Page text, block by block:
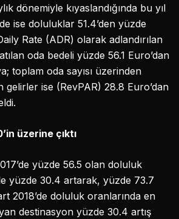
dönemiyle kıyaslandığında bu yıl
ise doluluklar 51.4’den yüzde
Rate (ADR) olarak adlandırılan
oda bedeli yüzde 56.1 Euro’dan
toplam oda sayısı üzerinden
gelirler ise (RevPAR) 28.8 Euro’dan
üzerine çıktı
yüzde 56.5 olan doluluk
yüzde 30.4 artarak, yüzde 73.7
2018’de doluluk oranlarında en
destinasyon yüzde 30.4 artış